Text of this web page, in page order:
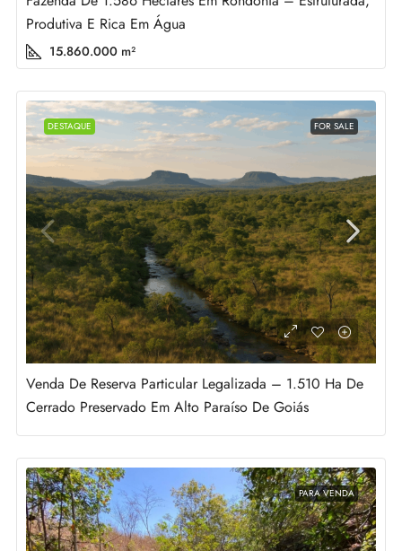
Produtiva E Rica Em Água
15.860.000 m²
DESTAQUE FOR SALE
Venda De Reserva Particular Legalizada – 1.510 Ha De
Cerrado Preservado Em Alto Paraíso De Goiás
PARA VENDA